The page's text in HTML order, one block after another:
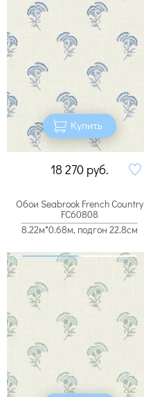
Купить
18 270 руб.
Обои Seabrook French Country
FC60808
8.22м*0.68м, подгон 22.8см